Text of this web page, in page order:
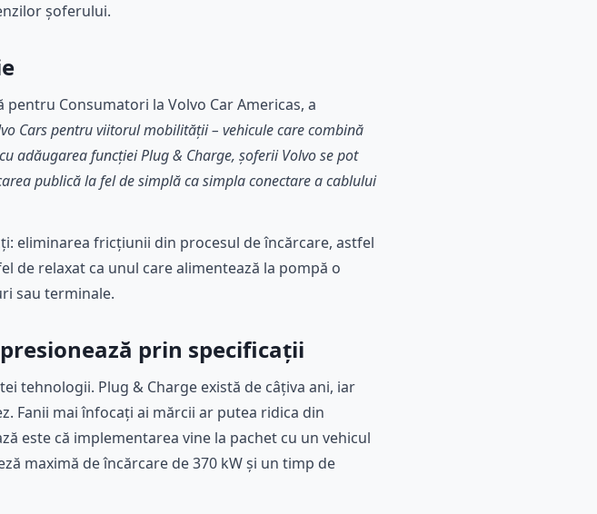
șoferului.
Consumatori la Volvo Car Americas, a
Cars pentru viitorul mobilității – vehicule care combină
adăugarea funcției Plug & Charge, șoferii Volvo se pot
publică la fel de simplă ca simpla conectare a cablului
eliminarea fricțiunii din procesul de încărcare, astfel
de relaxat ca unul care alimentează la pompă o
sau terminale.
prin specificații
tehnologii. Plug & Charge există de câțiva ani, iar
Fanii mai înfocați ai mărcii ar putea ridica din
este că implementarea vine la pachet cu un vehicul
maximă de încărcare de 370 kW și un timp de